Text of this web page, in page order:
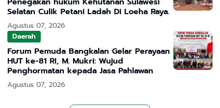
Selatan Culik Petani Ladah Di Loeha Raya.
Agustus 07, 2026
Daerah
Forum Pemuda Bangkalan Gelar Perayaan
HUT ke-81 RI, M. Mukri: Wujud
Penghormatan kepada Jasa Pahlawan
Agustus 07, 2026